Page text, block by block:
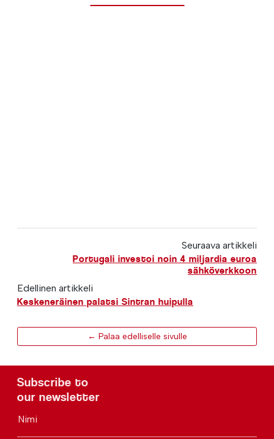
Seuraava artikkeli
Portugali investoi noin 4 miljardia euroa
sähköverkkoon
Edellinen artikkeli
Keskeneräinen palatsi Sintran huipulla
← Palaa edelliselle sivulle
Subscribe to
our newsletter
Nimi